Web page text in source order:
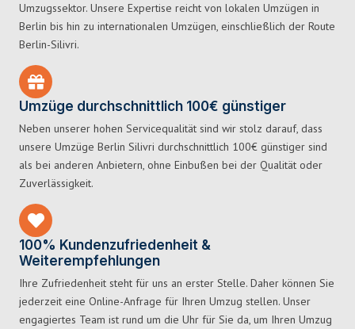
Umzugssektor. Unsere Expertise reicht von lokalen Umzügen in
Berlin bis hin zu internationalen Umzügen, einschließlich der Route
Berlin-Silivri.
Umzüge durchschnittlich 100€ günstiger
Neben unserer hohen Servicequalität sind wir stolz darauf, dass
unsere Umzüge Berlin Silivri durchschnittlich 100€ günstiger sind
als bei anderen Anbietern, ohne Einbußen bei der Qualität oder
Zuverlässigkeit.
100% Kundenzufriedenheit &
Weiterempfehlungen
Ihre Zufriedenheit steht für uns an erster Stelle. Daher können Sie
jederzeit eine Online-Anfrage für Ihren Umzug stellen. Unser
engagiertes Team ist rund um die Uhr für Sie da, um Ihren Umzug